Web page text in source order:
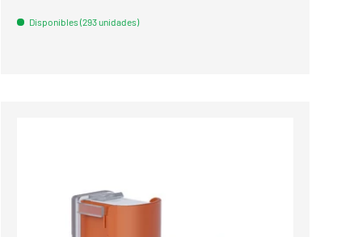
Disponibles (293 unidades)